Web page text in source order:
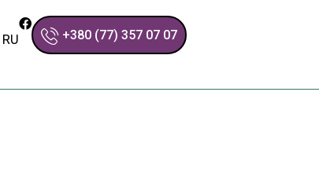
RU +380 (77) 357 07 07